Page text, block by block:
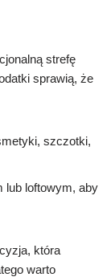
strefę
sprawią, że
szczotki,
lub loftowym, aby
która
warto